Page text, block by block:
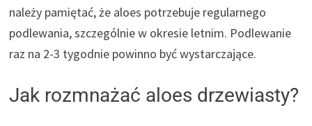
należy pamiętać, że aloes potrzebuje regularnego
podlewania, szczególnie w okresie letnim. Podlewanie
raz na 2-3 tygodnie powinno być wystarczające.
Jak rozmnażać aloes drzewiasty?